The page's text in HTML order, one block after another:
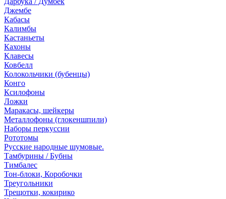
Джембе
Кабасы
Калимбы
Кастаньеты
Кахоны
Клавесы
Ковбелл
Колокольчики (бубенцы)
Конго
Ксилофоны
Ложки
Маракасы, шейкеры
Металлофоны (глокеншпили)
Наборы перкуссии
Рототомы
Русские народные шумовые.
Тамбурины / Бубны
Тимбалес
Тон-блоки, Коробочки
Треугольники
Трещотки, кокирико